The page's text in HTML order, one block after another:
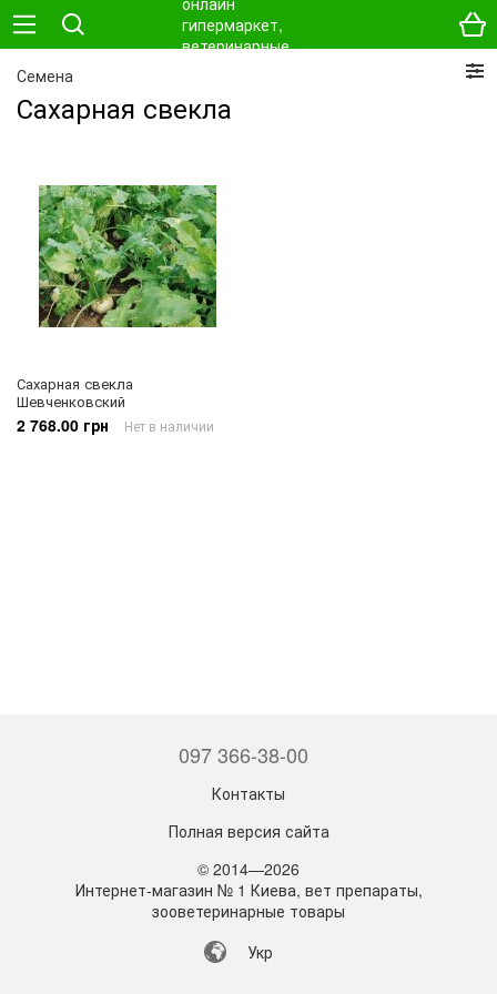
Семена
Сахарная свекла
Сахарная свекла
Шевченковский
2 768.00 грн Нет в наличии
097 366-38-00
Контакты
Полная версия сайта
© 2014—2026
Интернет-магазин № 1 Киева, вет препараты,
зооветеринарные товары
Укр